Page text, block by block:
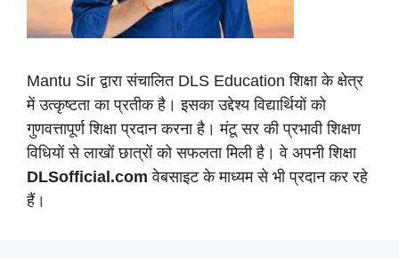
Mantu Sir द्वारा संचालित DLS Education शिक्षा के क्षेत्र
में उत्कृष्टता का प्रतीक है। इसका उद्देश्य विद्यार्थियों को
गुणवत्तापूर्ण शिक्षा प्रदान करना है। मंटू सर की प्रभावी शिक्षण
विधियों से लाखों छात्रों को सफलता मिली है। वे अपनी शिक्षा
DLSofficial.com वेबसाइट के माध्यम से भी प्रदान कर रहे
हैं।